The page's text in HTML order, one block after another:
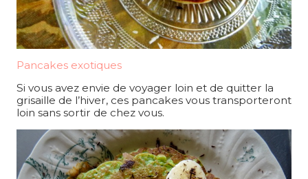
Pancakes exotiques
Si vous avez envie de voyager loin et de quitter la
grisaille de l’hiver, ces pancakes vous transporteront
loin sans sortir de chez vous.